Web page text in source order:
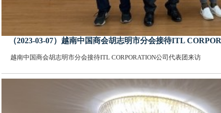
（2023-03-07）越南中国商会胡志明市分会接待ITL
越南中国商会胡志明市分会接待ITL CORPORATION公司代表团来访